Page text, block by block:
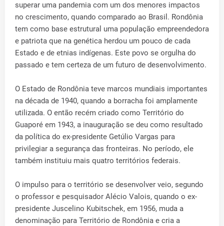
superar uma pandemia com um dos menores impactos
no crescimento, quando comparado ao Brasil. Rondônia
tem como base estrutural uma população empreendedora
e patriota que na genética herdou um pouco de cada
Estado e de etnias indígenas. Este povo se orgulha do
passado e tem certeza de um futuro de desenvolvimento.
O Estado de Rondônia teve marcos mundiais importantes
na década de 1940, quando a borracha foi amplamente
utilizada. O então recém criado como Território do
Guaporé em 1943, a inauguração se deu como resultado
da política do ex-presidente Getúlio Vargas para
privilegiar a segurança das fronteiras. No período, ele
também instituiu mais quatro territórios federais.
O impulso para o território se desenvolver veio, segundo
o professor e pesquisador Alécio Valois, quando o ex-
presidente Juscelino Kubitschek, em 1956, muda a
denominação para Território de Rondônia e cria a